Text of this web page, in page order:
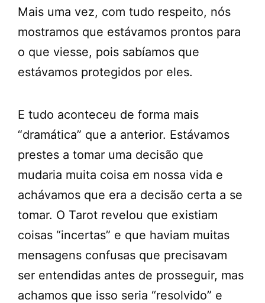
Mais uma vez, com tudo respeito, nós
mostramos que estávamos prontos para
o que viesse, pois sabíamos que
estávamos protegidos por eles.
E tudo aconteceu de forma mais
“dramática” que a anterior. Estávamos
prestes a tomar uma decisão que
mudaria muita coisa em nossa vida e
achávamos que era a decisão certa a se
tomar. O Tarot revelou que existiam
coisas “incertas” e que haviam muitas
mensagens confusas que precisavam
ser entendidas antes de prosseguir, mas
achamos que isso seria “resolvido” e